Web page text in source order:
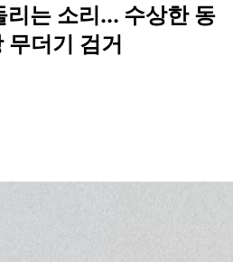
리는 소리... 수상한 동
무더기 검거